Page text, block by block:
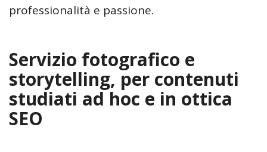
professionalità e passione.
Servizio fotografico e
storytelling, per contenuti
studiati ad hoc e in ottica
SEO